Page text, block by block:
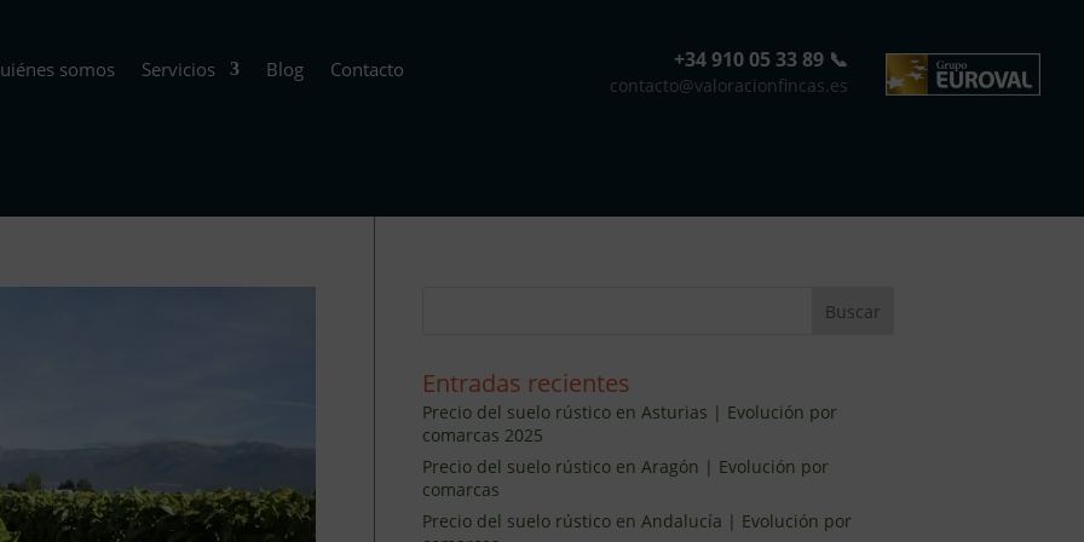
somos Servicios Blog Contacto +34 910 05 33 89 📞
contacto@valoracionfincas.es
Entradas recientes
Precio del suelo rústico en Asturias | Evolución por
comarcas 2025
Precio del suelo rústico en Aragón | Evolución por
comarcas
Precio del suelo rústico en Andalucía | Evolución por